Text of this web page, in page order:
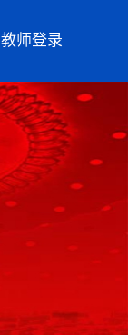
教师登录